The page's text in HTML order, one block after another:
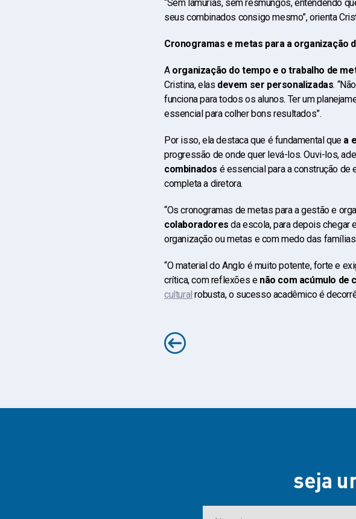
“Sem lamúrias, sem resmungos, entendendo
seus combinados consigo mesmo”, orienta
Cronogramas e metas para a organização
A organização do tempo e o trabalho de
Cristina, elas devem ser personalizadas.
funciona para todos os alunos. Ter um
essencial para colher bons resultados”.
Por isso, ela destaca que é fundamental que a
progressão de onde quer levá-los. Ouvi-los,
combinados é essencial para a construção de
completa a diretora.
“Os cronogramas de metas para a gestão e
colaboradores da escola, para depois chegar
organização ou metas e com medo das
“O material do Anglo é muito potente, forte e
crítica, com reflexões e não com acúmulo de
cultural robusta, o sucesso acadêmico é
seja